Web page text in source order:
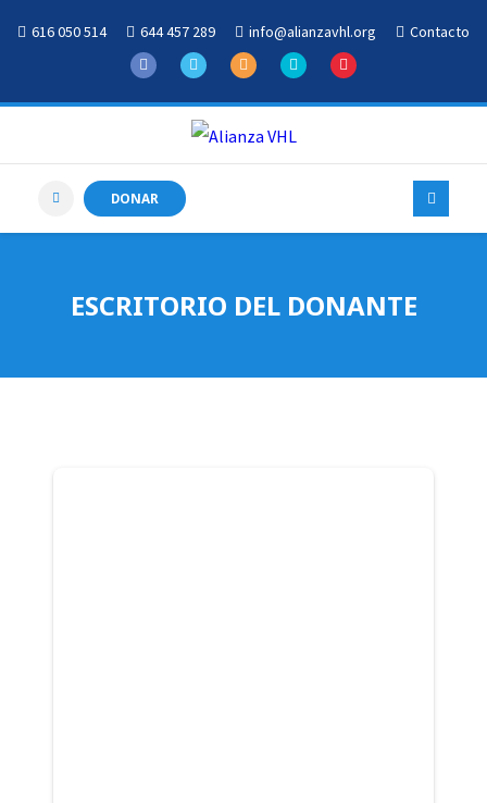
616 050 514 644 457 289 info@alianzavhl.org Contacto
DONAR
ESCRITORIO DEL DONANTE